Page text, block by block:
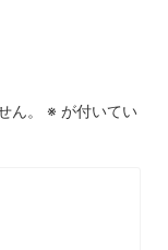
ん。 ※ が付いてい